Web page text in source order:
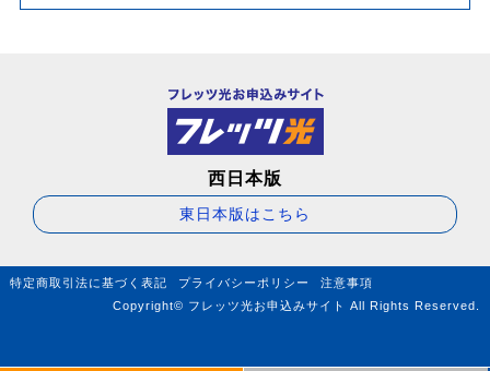
西日本版
東日本版はこちら
特定商取引法に基づく表記 プライバシーポリシー
注意事項
Copyright© フレッツ光お申込みサイト All Rights Reserved.